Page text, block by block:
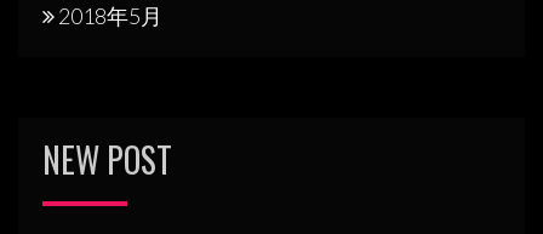
2018年5月
NEW POST